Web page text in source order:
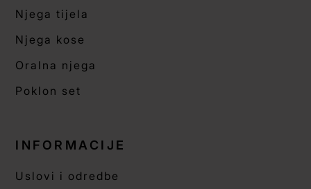
Njega tijela
Njega kose
Oralna njega
Poklon set
INFORMACIJE
Uslovi i odredbe